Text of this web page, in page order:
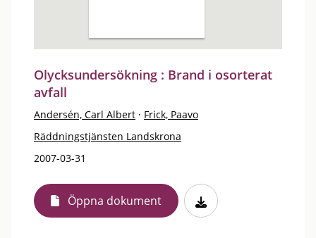
Olycksundersökning : Brand i osorterat
avfall
Andersén, Carl Albert · Frick, Paavo
Räddningstjänsten Landskrona
2007-03-31
Öppna dokument